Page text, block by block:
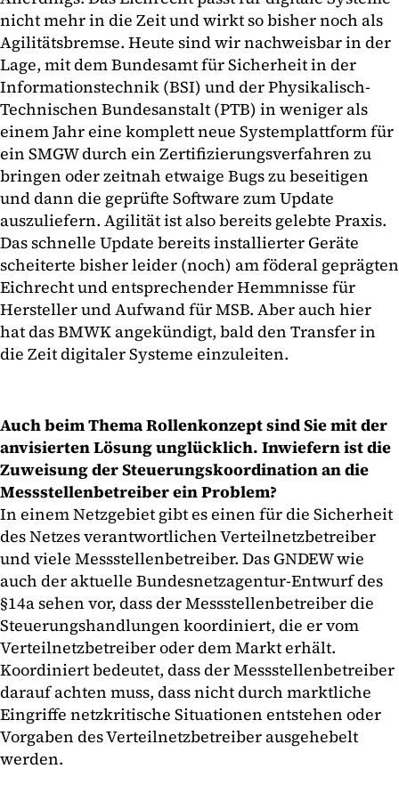
nicht mehr in die Zeit und wirkt so bisher noch als
Agilitätsbremse. Heute sind wir nachweisbar in der
Lage, mit dem Bundesamt für Sicherheit in der
Informationstechnik (BSI) und der Physikalisch-
Technischen Bundesanstalt (PTB) in weniger als
einem Jahr eine komplett neue Systemplattform für
ein SMGW durch ein Zertifizierungsverfahren zu
bringen oder zeitnah etwaige Bugs zu beseitigen
und dann die geprüfte Software zum Update
auszuliefern. Agilität ist also bereits gelebte Praxis.
Das schnelle Update bereits installierter Geräte
scheiterte bisher leider (noch) am föderal geprägten
Eichrecht und entsprechender Hemmnisse für
Hersteller und Aufwand für MSB. Aber auch hier
hat das BMWK angekündigt, bald den Transfer in
die Zeit digitaler Systeme einzuleiten.
Auch beim Thema Rollenkonzept sind Sie mit der
anvisierten Lösung unglücklich. Inwiefern ist die
Zuweisung der Steuerungskoordination an die
Messstellenbetreiber ein Problem?
In einem Netzgebiet gibt es einen für die Sicherheit
des Netzes verantwortlichen Verteilnetzbetreiber
und viele Messstellenbetreiber. Das GNDEW wie
auch der aktuelle Bundesnetzagentur-Entwurf des
§14a sehen vor, dass der Messstellenbetreiber die
Steuerungshandlungen koordiniert, die er vom
Verteilnetzbetreiber oder dem Markt erhält.
Koordiniert bedeutet, dass der Messstellenbetreiber
darauf achten muss, dass nicht durch marktliche
Eingriffe netzkritische Situationen entstehen oder
Vorgaben des Verteilnetzbetreiber ausgehebelt
werden.